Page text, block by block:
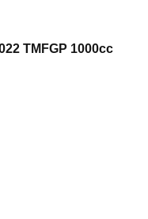
TMFGP 1000cc